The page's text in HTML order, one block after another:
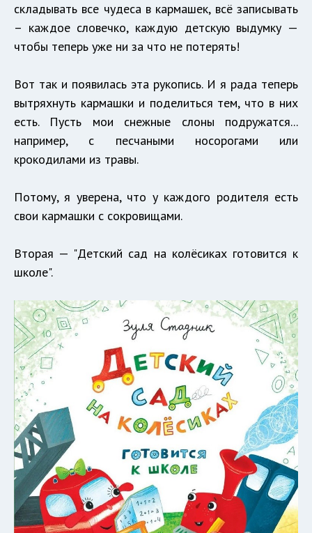
складывать все чудеса в кармашек, всё записывать
– каждое словечко, каждую детскую выдумку —
чтобы теперь уже ни за что не потерять!
Вот так и появилась эта рукопись. И я рада теперь
вытряхнуть кармашки и поделиться тем, что в них
есть. Пусть мои снежные слоны подружатся...
например, с песчаными носорогами или
крокодилами из травы.
Потому, я уверена, что у каждого родителя есть
свои кармашки с сокровищами.
Вторая — "Детский сад на колёсиках готовится к
школе".